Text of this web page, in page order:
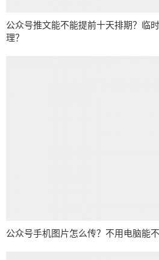
公众号推文能不能提前十天排期？临
理？
公众号手机图片怎么传？不用电脑能不